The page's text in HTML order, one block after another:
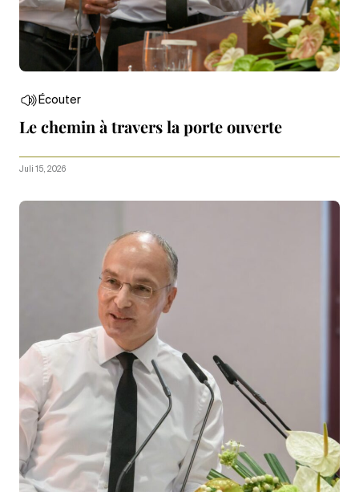
Écouter
Le chemin à travers la porte ouverte
Juli 15, 2026